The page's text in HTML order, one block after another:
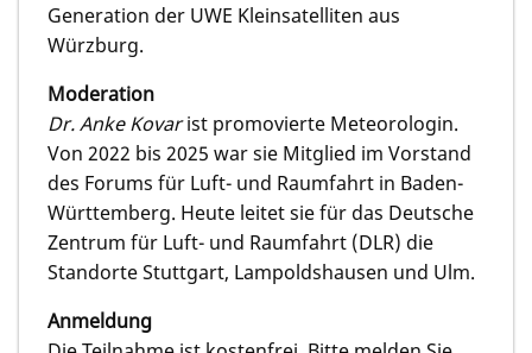
Generation der UWE Kleinsatelliten aus
Würzburg.
Moderation
Dr. Anke Kovarist promovierte Meteorologin.
Von 2022 bis 2025 war sie Mitglied im Vorstand
des Forums für Luft- und Raumfahrt in Baden-
Württemberg. Heute leitet sie für das Deutsche
Zentrum für Luft- und Raumfahrt (DLR) die
Standorte Stuttgart, Lampoldshausen und Ulm.
Anmeldung